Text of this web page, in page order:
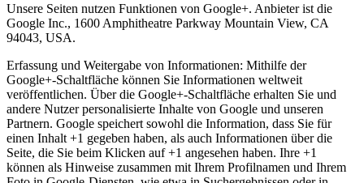
Unsere Seiten nutzen Funktionen von Google+. Anbieter ist die
Google Inc., 1600 Amphitheatre Parkway Mountain View, CA
94043, USA.
Erfassung und Weitergabe von Informationen: Mithilfe der
Google+-Schaltfläche können Sie Informationen weltweit
veröffentlichen. Über die Google+-Schaltfläche erhalten Sie und
andere Nutzer personalisierte Inhalte von Google und unseren
Partnern. Google speichert sowohl die Information, dass Sie für
einen Inhalt +1 gegeben haben, als auch Informationen über die
Seite, die Sie beim Klicken auf +1 angesehen haben. Ihre +1
können als Hinweise zusammen mit Ihrem Profilnamen und Ihrem